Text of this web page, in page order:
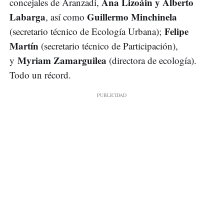
Labarga, así como Guillermo Minchinela
(secretario técnico de Ecología Urbana); Felipe
Martín (secretario técnico de Participación),
y Myriam Zamarguilea (directora de ecología).
Todo un récord.